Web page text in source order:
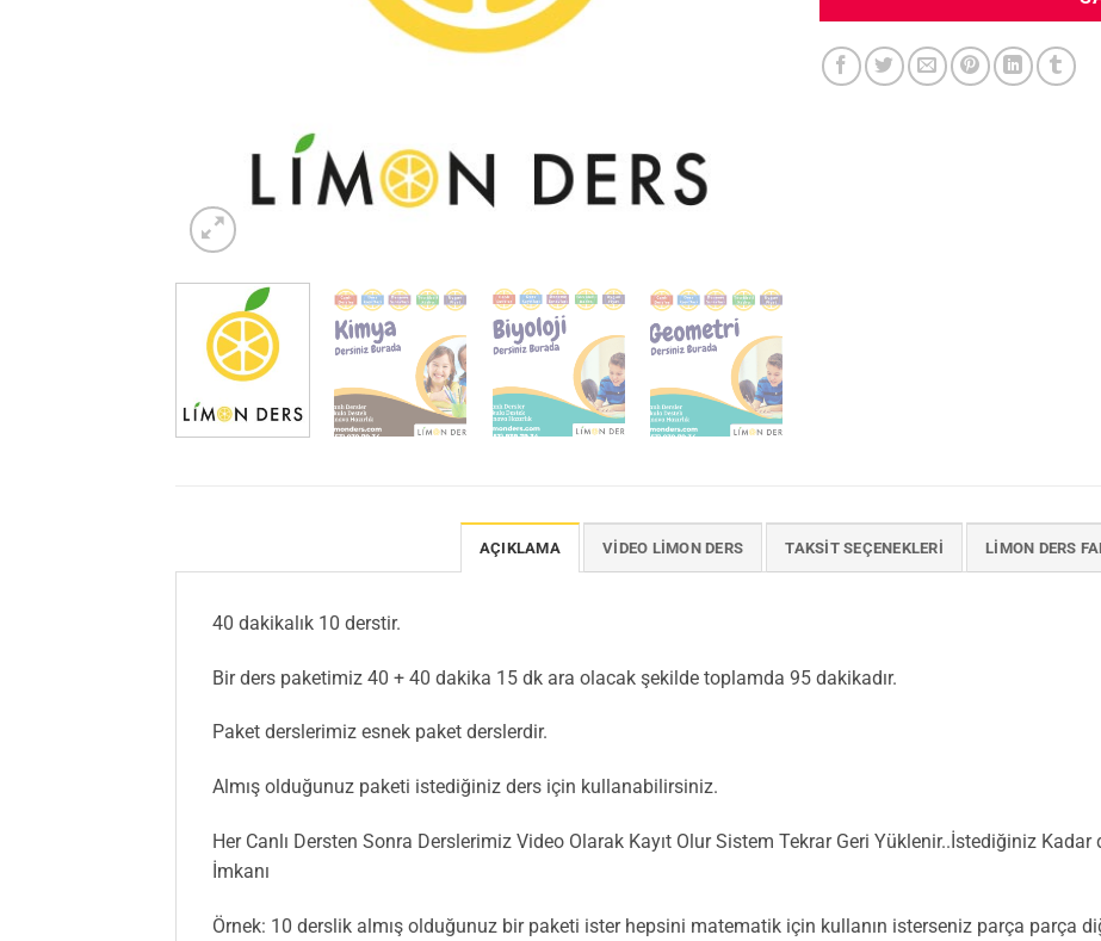
AÇIKLAMA VIDEO LIMON DERS TAKSIT SEÇENEKLERI LIMON DERS
40 dakikalık 10 derstir.
Bir ders paketimiz 40 + 40 dakika 15 dk ara olacak şekilde toplamda 95 dakikadır.
Paket derslerimiz esnek paket derslerdir.
Almış olduğunuz paketi istediğiniz ders için kullanabilirsiniz.
Her Canlı Dersten Sonra Derslerimiz Video Olarak Kayıt Olur Sistem Tekrar Geri Yüklenir..İstediğiniz
İmkanı
Örnek: 10 derslik almış olduğunuz bir paketi ister hepsini matematik için kullanın isterseniz parça parça